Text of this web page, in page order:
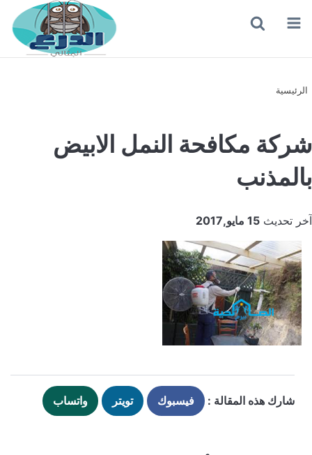
القائمة
الرئيسية
شركة مكافحة النمل الابيض
بالمذنب
آخر تحديث 15 مايو,2017
شارك هذه المقالة : فيسبوك تويتر واتساب